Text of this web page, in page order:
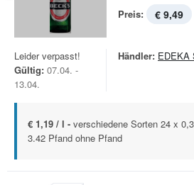
Preis: € 9,49
Leider verpasst!
Gültig: 07.04. -
13.04.
Händler: EDEKA
€ 1,19 / l - verschiedene Sorten 24 x
3.42 Pfand ohne Pfand